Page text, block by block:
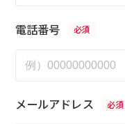
電話番号
メールアドレス